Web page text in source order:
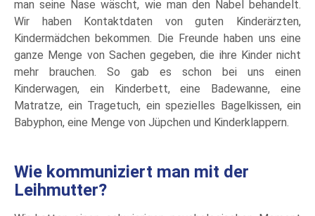
man seine Nase wäscht, wie man den Nabel behandelt.
Wir haben Kontaktdaten von guten Kinderärzten,
Kindermädchen bekommen. Die Freunde haben uns eine
ganze Menge von Sachen gegeben, die ihre Kinder nicht
mehr brauchen. So gab es schon bei uns einen
Kinderwagen, ein Kinderbett, eine Badewanne, eine
Matratze, ein Tragetuch, ein spezielles Bagelkissen, ein
Babyphon, eine Menge von Jüpchen und Kinderklappern.
Wie kommuniziert man mit der
Leihmutter?